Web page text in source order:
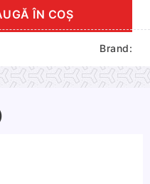
ÎN COȘ
Brand: